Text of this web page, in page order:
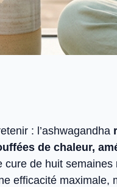
: l’ashwagandha
de chaleur,
cure de huit semaines
efficacité maximale,